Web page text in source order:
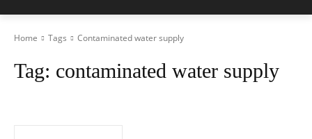
Home Tags Contaminated water supply
Tag: contaminated water supply